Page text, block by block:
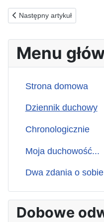
Poprzednia strona:
Następny artykuł
Menu
Strona domowa
Dziennik duchowy
Chronologicznie
Moja duchowość...
Dwa zdania o sobie
Dobowe